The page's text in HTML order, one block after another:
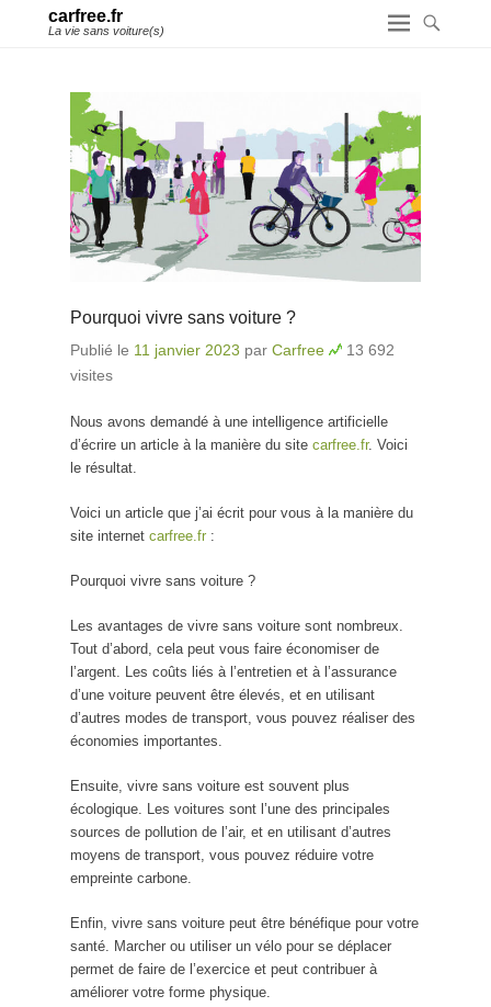
carfree.fr
La vie sans voiture(s)
Pourquoi vivre sans voiture ?
Publié le 11 janvier 2023 par Carfree
13 692
visites
Nous avons demandé à une intelligence artificielle
d’écrire un article à la manière du site carfree.fr. Voici
le résultat.
Voici un article que j’ai écrit pour vous à la manière du
site internet carfree.fr :
Pourquoi vivre sans voiture ?
Les avantages de vivre sans voiture sont nombreux.
Tout d’abord, cela peut vous faire économiser de
l’argent. Les coûts liés à l’entretien et à l’assurance
d’une voiture peuvent être élevés, et en utilisant
d’autres modes de transport, vous pouvez réaliser des
économies importantes.
Ensuite, vivre sans voiture est souvent plus
écologique. Les voitures sont l’une des principales
sources de pollution de l’air, et en utilisant d’autres
moyens de transport, vous pouvez réduire votre
empreinte carbone.
Enfin, vivre sans voiture peut être bénéfique pour votre
santé. Marcher ou utiliser un vélo pour se déplacer
permet de faire de l’exercice et peut contribuer à
améliorer votre forme physique.